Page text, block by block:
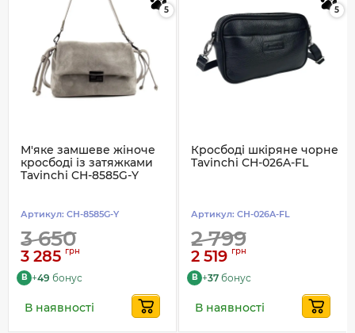
5
М'яке замшеве жіноче
кросбоді із затяжками
Tavinchi CH-8585G-Y
Артикул: CH-8585G-Y
3 650
3 285 грн
B +49 бонус
В наявності
5
Кросбоді шкіряне чорне
Tavinchi CH-026A-FL
Артикул: CH-026A-FL
2 799
2 519 грн
B +37 бонус
В наявності